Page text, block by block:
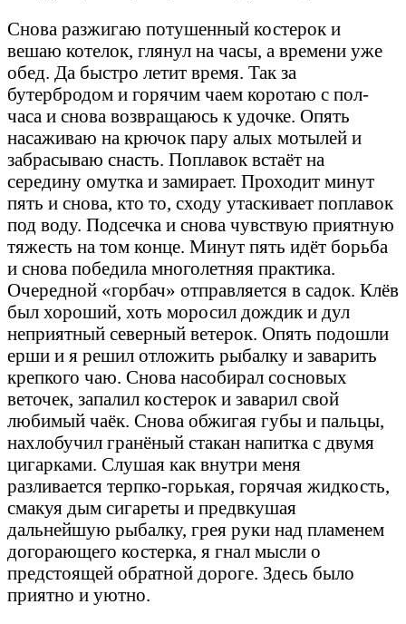
Снова разжигаю потушенный костерок и
вешаю котелок, глянул на часы, а времени уже
обед. Да быстро летит время. Так за
бутербродом и горячим чаем коротаю с пол-
часа и снова возвращаюсь к удочке. Опять
насаживаю на крючок пару алых мотылей и
забрасываю снасть. Поплавок встаёт на
середину омутка и замирает. Проходит минут
пять и снова, кто то, сходу утаскивает поплавок
под воду. Подсечка и снова чувствую приятную
тяжесть на том конце. Минут пять идёт борьба
и снова победила многолетняя практика.
Очередной «горбач» отправляется в садок. Клёв
был хороший, хоть моросил дождик и дул
неприятный северный ветерок. Опять подошли
ерши и я решил отложить рыбалку и заварить
крепкого чаю. Снова насобирал сосновых
веточек, запалил костерок и заварил свой
любимый чаёк. Снова обжигая губы и пальцы,
нахлобучил гранёный стакан напитка с двумя
цигарками. Слушая как внутри меня
разливается терпко-горькая, горячая жидкость,
смакуя дым сигареты и предвкушая
дальнейшую рыбалку, грея руки над пламенем
догорающего костерка, я гнал мысли о
предстоящей обратной дороге. Здесь было
приятно и уютно.